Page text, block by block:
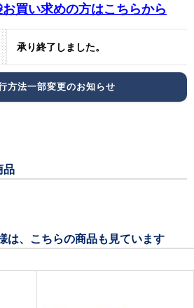
買い求めの方はこちらから
承り終了しました。
方法一部変更のお知らせ
品
は、こちらの商品も見ています